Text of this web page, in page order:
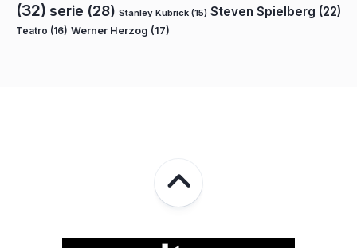
(32) serie (28) Stanley Kubrick (15) Steven Spielberg (22)
Teatro (16) Werner Herzog (17)